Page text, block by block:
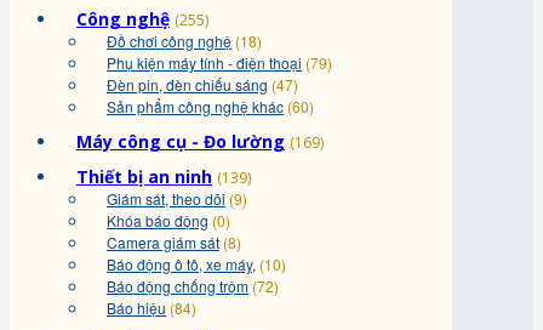
Công nghệ (255)
Đồ chơi công nghệ (18)
Phụ kiện máy tính - điện thoại (79)
Đèn pin, đèn chiếu sáng (47)
Sản phẩm công nghệ khác (60)
Máy công cụ - Đo lường (169)
Thiết bị an ninh (139)
Giám sát, theo dõi (9)
Khóa báo động (0)
Camera giám sát (8)
Báo động ô tô, xe máy, (10)
Báo động chống trộm (72)
Báo hiệu (84)